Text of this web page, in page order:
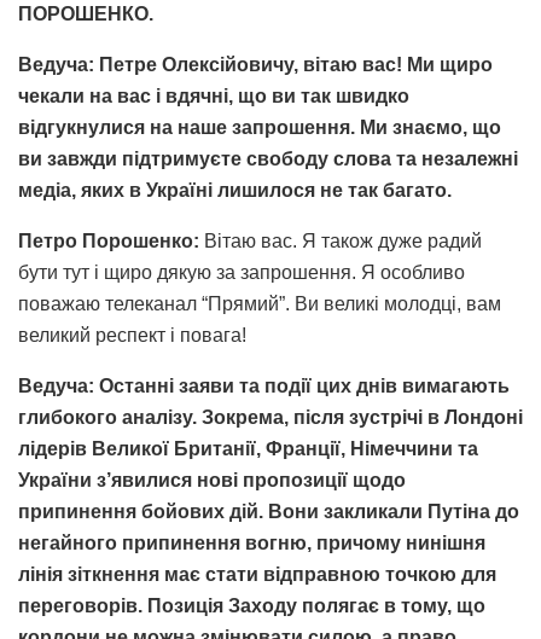
ПОРОШЕНКО.
Ведуча: Петре Олексійовичу, вітаю вас! Ми щиро
чекали на вас і вдячні, що ви так швидко
відгукнулися на наше запрошення. Ми знаємо, що
ви завжди підтримуєте свободу слова та незалежні
медіа, яких в Україні лишилося не так багато.
Петро Порошенко: Вітаю вас. Я також дуже радий
бути тут і щиро дякую за запрошення. Я особливо
поважаю телеканал “Прямий”. Ви великі молодці, вам
великий респект і повага!
Ведуча: Останні заяви та події цих днів вимагають
глибокого аналізу. Зокрема, після зустрічі в Лондоні
лідерів Великої Британії, Франції, Німеччини та
України з’явилися нові пропозиції щодо
припинення бойових дій. Вони закликали Путіна до
негайного припинення вогню, причому нинішня
лінія зіткнення має стати відправною точкою для
переговорів. Позиція Заходу полягає в тому, що